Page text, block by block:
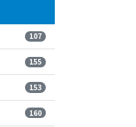
107
155
153
160